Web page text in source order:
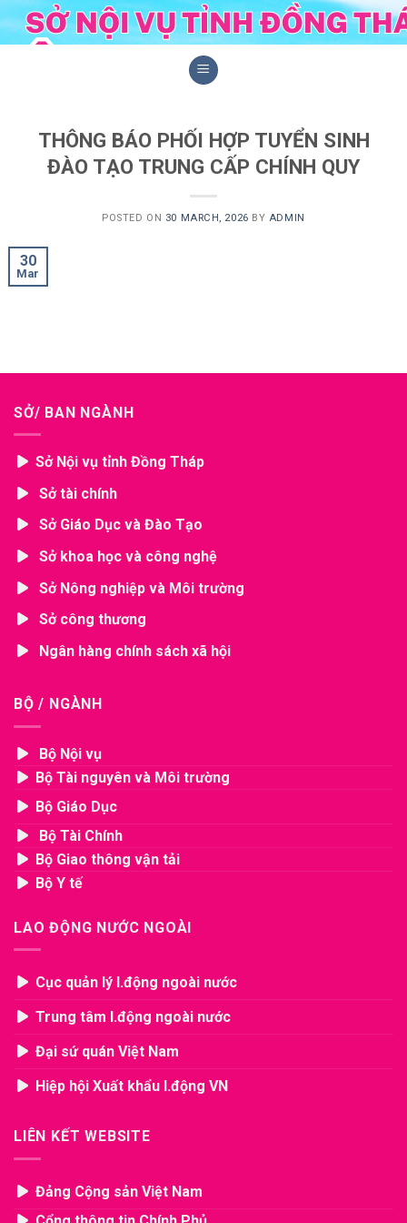
Skip
to
THÔNG BÁO PHỐI HỢP TUYỂN SINH
ĐÀO TẠO TRUNG CẤP CHÍNH QUY
POSTED ON 30 MARCH, 2026 BY ADMIN
30
Mar
SỞ/ BAN NGÀNH
Sở Nội vụ tỉnh Đồng Tháp
Sở tài chính
Sở Giáo Dục và Đào Tạo
Sở khoa học và công nghệ
Sở Nông nghiệp và Môi trường
Sở công thương
Ngân hàng chính sách xã hội
BỘ / NGÀNH
Bộ Nội vụ
Bộ Tài nguyên và Môi trường
Bộ Giáo Dục
Bộ Tài Chính
Bộ Giao thông vận tải
Bộ Y tế
LAO ĐỘNG NƯỚC NGOÀI
Cục quản lý l.động ngoài nước
Trung tâm l.động ngoài nước
Đại sứ quán Việt Nam
Hiệp hội Xuất khẩu l.động VN
LIÊN KẾT WEBSITE
Đảng Cộng sản Việt Nam